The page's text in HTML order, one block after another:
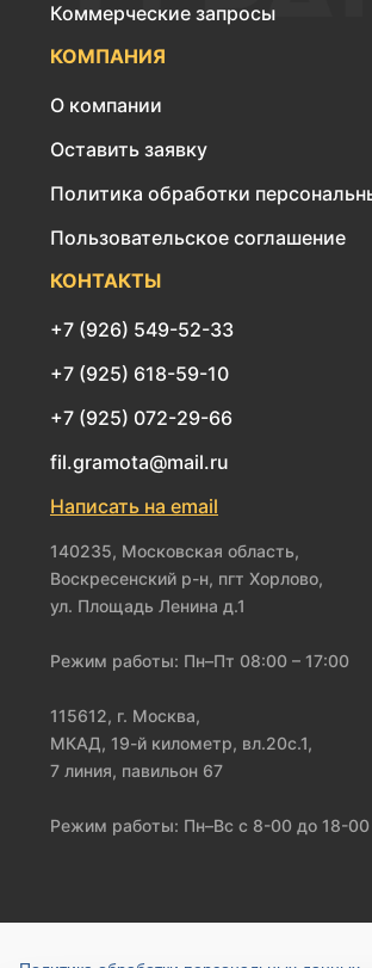
Коммерческие запросы
КОМПАНИЯ
О компании
Оставить заявку
Политика обработки
Пользовательское соглашение
КОНТАКТЫ
+7 (926) 549-52-33
+7 (925) 618-59-10
+7 (925) 072-29-66
fil.gramota@mail.ru
Написать на email
140235, Московская область,
Воскресенский р-н, пгт Хорлово,
ул. Площадь Ленина д.1
Режим работы: Пн–Пт 08:00 – 17:00
115612, г. Москва,
МКАД, 19-й километр, вл.20с.1,
7 линия, павильон 67
Режим работы: Пн–Вс с 8-00 до 18-00